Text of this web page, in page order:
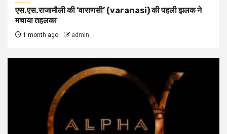
एस.एस.राजामौली की ‘वाराणसी’ (varanasi) की पहली झलक ने
मचाया तहलका
1 month ago admin